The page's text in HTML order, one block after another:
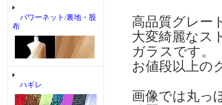
パワーネット/裏地・股
布
ハギレ
高品質グレー
大変綺麗なス
ガラスです。
お値段以上の
画像では丸っ